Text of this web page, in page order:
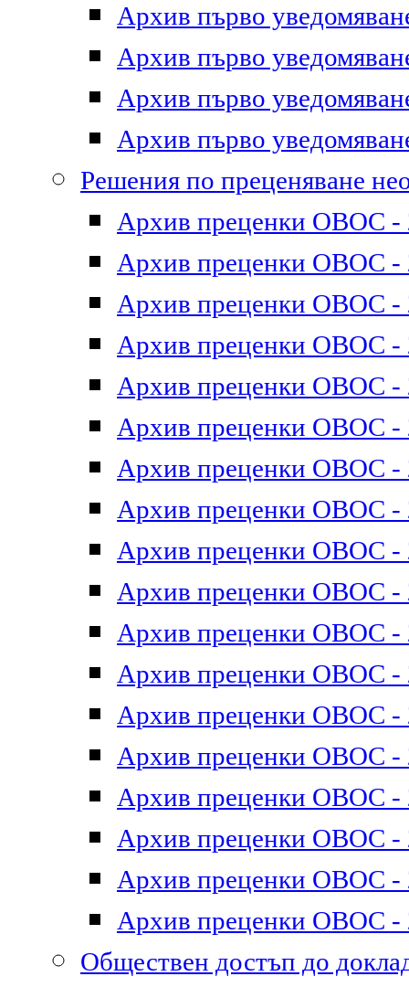
Архив първо
Архив първо
Архив първо
Архив първо
Решения по преценяване
Архив преценки ОВОС -
Архив преценки ОВОС -
Архив преценки ОВОС -
Архив преценки ОВОС -
Архив преценки ОВОС -
Архив преценки ОВОС -
Архив преценки ОВОС -
Архив преценки ОВОС -
Архив преценки ОВОС -
Архив преценки ОВОС -
Архив преценки ОВОС -
Архив преценки ОВОС -
Архив преценки ОВОС -
Архив преценки ОВОС -
Архив преценки ОВОС -
Архив преценки ОВОС -
Архив преценки ОВОС -
Архив преценки ОВОС -
Обществен достъп до